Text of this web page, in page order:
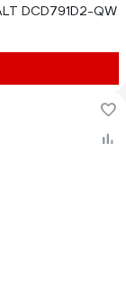
DCD791D2-QW